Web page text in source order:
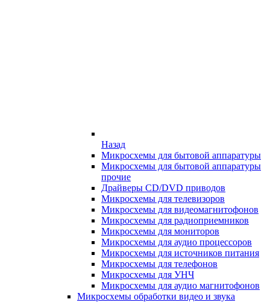
Назад
Микросхемы для бытовой аппаратуры
Микросхемы для бытовой аппаратуры
прочие
Драйверы CD/DVD приводов
Микросхемы для телевизоров
Микросхемы для видеомагнитофонов
Микросхемы для радиоприемников
Микросхемы для мониторов
Микросхемы для аудио процессоров
Микросхемы для источников питания
Микросхемы для телефонов
Микросхемы для УНЧ
Микросхемы для аудио магнитофонов
Микросхемы обработки видео и звука